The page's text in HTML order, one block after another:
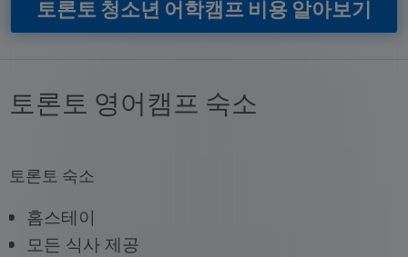
토론토 청소년 어학캠프 비용 알아보기
토론토 영어캠프 숙소
토론토 숙소
홈스테이
모든 식사 제공